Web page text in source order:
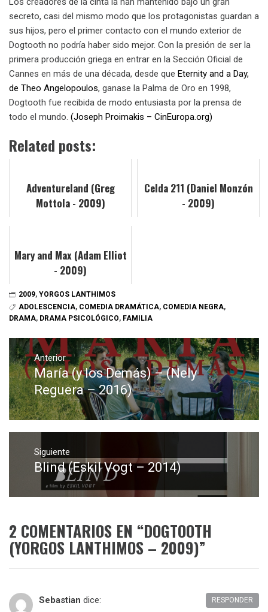
secreto, casi del mismo modo que los protagonistas guardan a
sus hijos, pero el primer contacto con el mundo exterior de
Dogtooth no podría haber sido mejor. Con la presión de ser la
primera producción griega en entrar en la Sección Oficial de
Cannes en más de una década, desde que Eternity and a Day,
de Theo Angelopoulos, ganase la Palma de Oro en 1998,
Dogtooth fue recibida de modo entusiasta por la prensa de
todo el mundo. (Joseph Proimakis – CinEuropa.org)
Related posts:
Adventureland (Greg
Mottola - 2009)
Celda 211 (Daniel Monzón
- 2009)
Mary and Max (Adam Elliot
- 2009)
2009, YORGOS LANTHIMOS
ADOLESCENCIA, COMEDIA DRAMÁTICA, COMEDIA NEGRA,
DRAMA, DRAMA PSICOLÓGICO, FAMILIA
Navegación
de
entradas
Anterior
Entrada
anterior:
María (y los Demás) – (Nely
Reguera – 2016)
Siguiente
Entrada
siguiente:
Blind (Eskil Vogt – 2014)
2 COMENTARIOS EN “DOGTOOTH
(YORGOS LANTHIMOS – 2009)”
Sebastian dice: RESPONDER